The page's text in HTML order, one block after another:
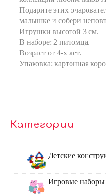
Подарите этих
малышке и собери
Игрушки высотой 3 см.
В наборе: 2 питомца.
Возраст от 4-х лет.
Упаковка: картонная
Категории
Детские
Игровые наборы